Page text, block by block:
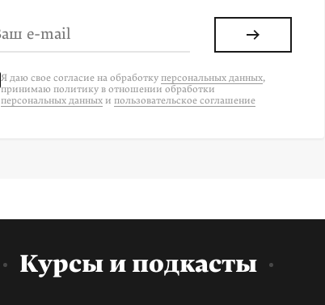
Я даю свое согласие на обработку персональных данных,
принимаю политику в отношении обработки
персональных данных и пользовательское соглашение
Курсы и подкасты